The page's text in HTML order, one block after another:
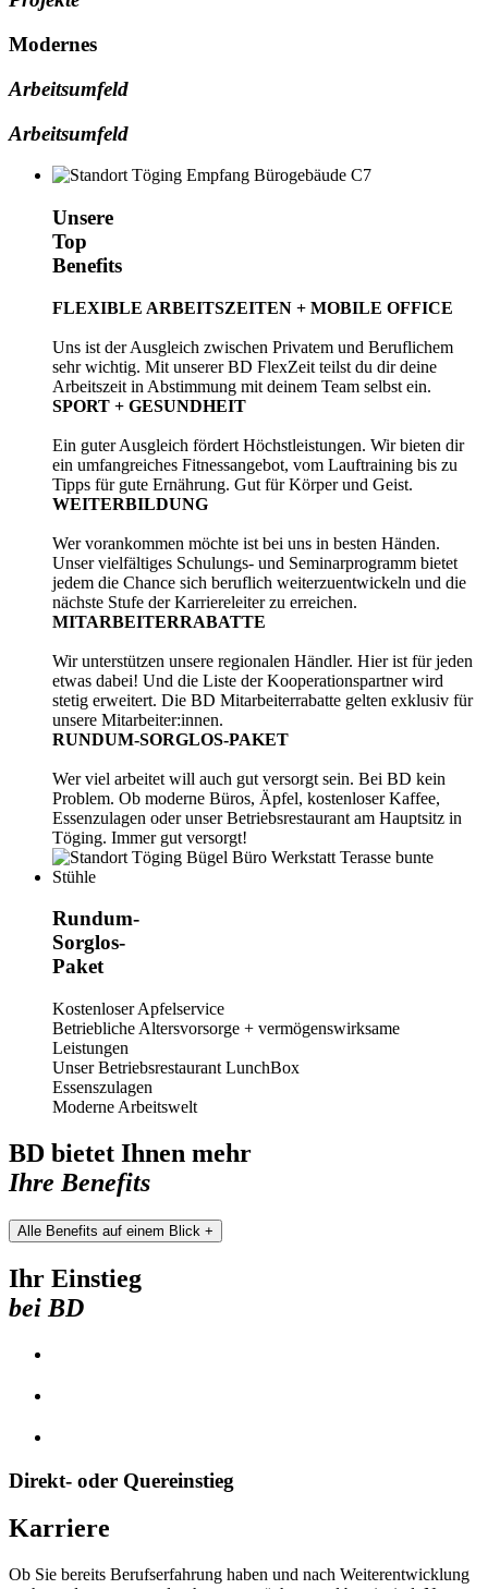
Modernes
Arbeitsumfeld
Arbeitsumfeld
Unsere
Top
Benefits
FLEXIBLE ARBEITSZEITEN + MOBILE OFFICE
Uns ist der Ausgleich zwischen Privatem und Beruflichem
sehr wichtig. Mit unserer BD FlexZeit teilst du dir deine
Arbeitszeit in Abstimmung mit deinem Team selbst ein.
SPORT + GESUNDHEIT
Ein guter Ausgleich fördert Höchstleistungen. Wir bieten dir
ein umfangreiches Fitnessangebot, vom Lauftraining bis zu
Tipps für gute Ernährung. Gut für Körper und Geist.
WEITERBILDUNG
Wer vorankommen möchte ist bei uns in besten Händen.
Unser vielfältiges Schulungs- und Seminarprogramm bietet
jedem die Chance sich beruflich weiterzuentwickeln und die
nächste Stufe der Karriereleiter zu erreichen.
MITARBEITERRABATTE
Wir unterstützen unsere regionalen Händler. Hier ist für jeden
etwas dabei! Und die Liste der Kooperationspartner wird
stetig erweitert. Die BD Mitarbeiterrabatte gelten exklusiv für
unsere Mitarbeiter:innen.
RUNDUM-SORGLOS-PAKET
Wer viel arbeitet will auch gut versorgt sein. Bei BD kein
Problem. Ob moderne Büros, Äpfel, kostenloser Kaffee,
Essenzulagen oder unser Betriebsrestaurant am Hauptsitz in
Töging. Immer gut versorgt!
Rundum-
Sorglos-
Paket
Kostenloser Apfelservice
Betriebliche Altersvorsorge + vermögenswirksame
Leistungen
Unser Betriebsrestaurant LunchBox
Essenszulagen
Moderne Arbeitswelt
BD bietet Ihnen mehr
Ihre Benefits
Alle Benefits auf einem Blick +
Ihr Einstieg
bei BD
Direkt- oder Quereinstieg
Karriere
Ob Sie bereits Berufserfahrung haben und nach Weiterentwicklung